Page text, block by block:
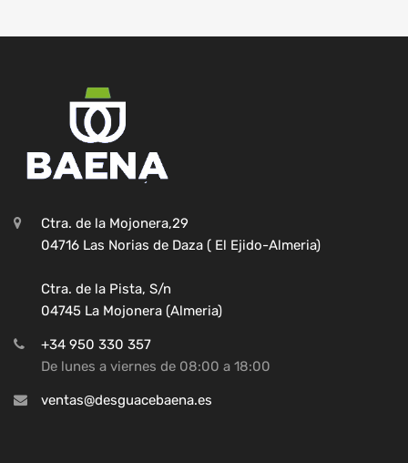
Ctra. de la Mojonera,29
04716 Las Norias de Daza ( El Ejido-Almeria)
Ctra. de la Pista, S/n
04745 La Mojonera (Almeria)
+34 950 330 357
De lunes a viernes de 08:00 a 18:00
ventas@desguacebaena.es